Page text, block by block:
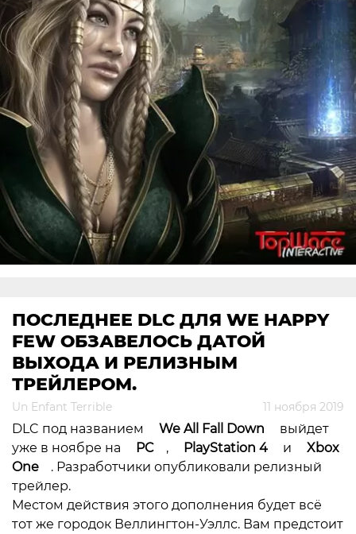
ПОСЛЕДНЕЕ DLC ДЛЯ WE HAPPY
FEW ОБЗАВЕЛОСЬ ДАТОЙ
ВЫХОДА И РЕЛИЗНЫМ
ТРЕЙЛЕРОМ.
Un Enfant Terrible 11 ноября 2019
DLC под названием We All Fall Down
выйдет
уже в ноябре на
PC , PlayStation 4 и
Xbox
One
. Разработчики опубликовали релизный
трейлер.
Местом действия этого дополнения будет всё
тот же городок Веллингтон-Уэллс. Вам предстоит